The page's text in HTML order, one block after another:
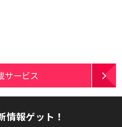
サービス
情報ゲット！